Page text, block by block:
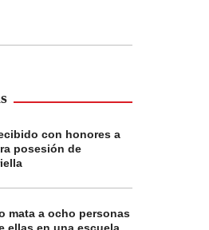
con honores a
posesión de
mata a ocho personas